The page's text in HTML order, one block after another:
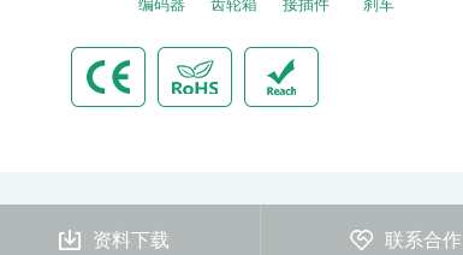
编码器 齿轮箱 接插件 刹车
资料下载 联系合作